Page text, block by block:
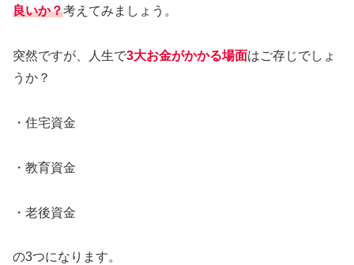
良いか？考えてみましょう。
突然ですが、人生で3大お金がかかる場面はご存じでしょ
うか？
・住宅資金
・教育資金
・老後資金
の3つになります。